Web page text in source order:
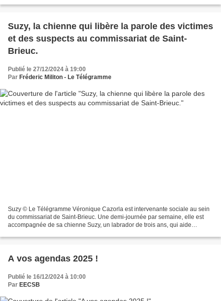
Suzy, la chienne qui libère la parole des victimes
et des suspects au commissariat de Saint-
Brieuc.
Publié le 27/12/2024 à 19:00
Par Fréderic Militon - Le Télégramme
Suzy © Le Télégramme Véronique Cazorla est intervenante sociale au sein
du commissariat de Saint-Brieuc. Une demi-journée par semaine, elle est
accompagnée de sa chienne Suzy, un labrador de trois ans, qui aide
A vos agendas 2025 !
Publié le 16/12/2024 à 10:00
Par EECSB